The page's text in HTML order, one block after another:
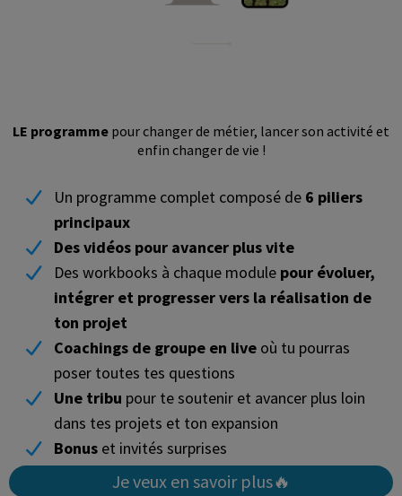
LE programme pour changer de métier, lancer son activité et
enfin changer de vie !
Un programme complet composé de 6 piliers
principaux
Des vidéos pour avancer plus vite
Des workbooks à chaque module pour évoluer,
intégrer et progresser vers la réalisation de
ton projet
Coachings de groupe en live où tu pourras
poser toutes tes questions
Une tribu pour te soutenir et avancer plus loin
dans tes projets et ton expansion
Bonus et invités surprises
Je veux en savoir plus🔥